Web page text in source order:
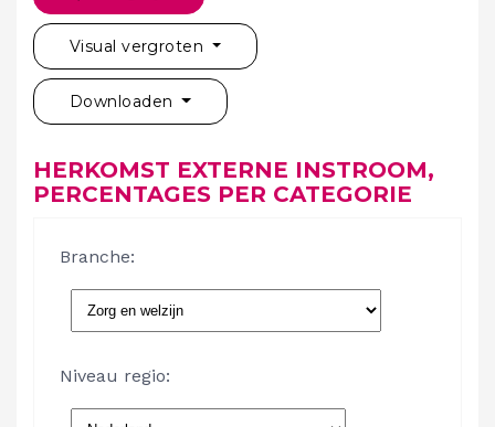
Visual vergroten
Downloaden
HERKOMST EXTERNE INSTROOM,
PERCENTAGES PER CATEGORIE